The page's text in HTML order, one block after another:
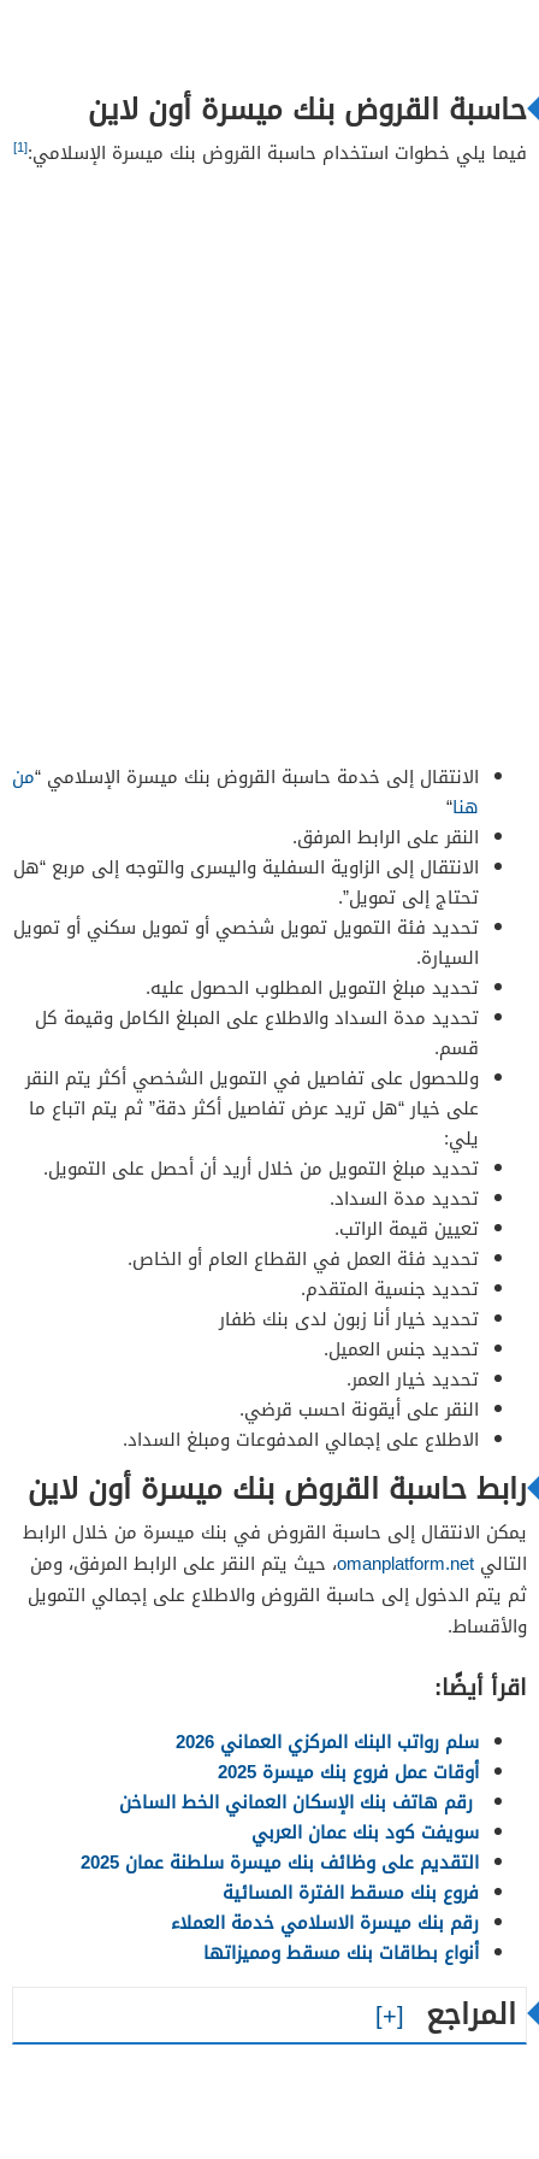
حاسبة القروض بنك ميسرة أون لاين
فيما يلي خطوات استخدام حاسبة القروض بنك ميسرة الإسلامي:[1]
الانتقال إلى خدمة حاسبة القروض بنك ميسرة الإسلامي “من
هنا“
النقر على الرابط المرفق.
الانتقال إلى الزاوية السفلية واليسرى والتوجه إلى مربع “هل
تحتاج إلى تمويل”.
تحديد فئة التمويل تمويل شخصي أو تمويل سكني أو تمويل
السيارة.
تحديد مبلغ التمويل المطلوب الحصول عليه.
تحديد مدة السداد والاطلاع على المبلغ الكامل وقيمة كل
قسم.
وللحصول على تفاصيل في التمويل الشخصي أكثر يتم النقر
على خيار “هل تريد عرض تفاصيل أكثر دقة” ثم يتم اتباع ما
يلي:
تحديد مبلغ التمويل من خلال أريد أن أحصل على التمويل.
تحديد مدة السداد.
تعيين قيمة الراتب.
تحديد فئة العمل في القطاع العام أو الخاص.
تحديد جنسية المتقدم.
تحديد خيار أنا زبون لدى بنك ظفار
تحديد جنس العميل.
تحديد خيار العمر.
النقر على أيقونة احسب قرضي.
الاطلاع على إجمالي المدفوعات ومبلغ السداد.
رابط حاسبة القروض بنك ميسرة أون لاين
يمكن الانتقال إلى حاسبة القروض في بنك ميسرة من خلال الرابط
التالي omanplatform.net، حيث يتم النقر على الرابط المرفق، ومن
ثم يتم الدخول إلى حاسبة القروض والاطلاع على إجمالي التمويل
والأقساط.
اقرأ أيضًا:
سلم رواتب البنك المركزي العماني 2026
أوقات عمل فروع بنك ميسرة 2025
رقم هاتف بنك الإسكان العماني الخط الساخن
سويفت كود بنك عمان العربي
التقديم على وظائف بنك ميسرة سلطنة عمان 2025
فروع بنك مسقط الفترة المسائية
رقم بنك ميسرة الاسلامي خدمة العملاء
أنواع بطاقات بنك مسقط ومميزاتها
المراجع